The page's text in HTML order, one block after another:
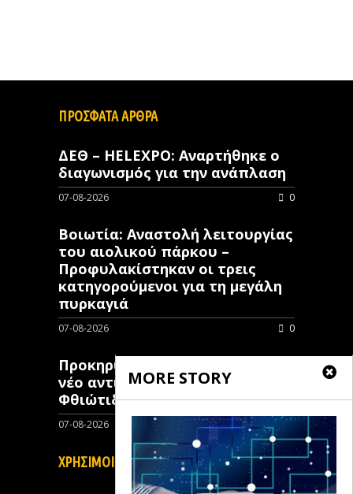
MORE STORY
ΠΡΟΣΦΑΤΑ ΑΡΘΡΑ
ΔΕΘ – HELEXPO: Αναρτήθηκε ο
διαγωνισμός για την ανάπλαση
07-08-2026 0
Βοιωτία: Αναστολή λειτουργίας
του αιολικού πάρκου –
Προφυλακίστηκαν οι τρεις
κατηγορούμενοι για τη μεγάλη
πυρκαγιά
07-08-2026 0
Προκηρύχθηκε διαγωνισμός για
νέo αντιπλημμυρικό έργο στη
Φθιώτιδα
07-08-2026 0
ΧΡΗΣΙΜΟΙ ΣΥΝΔΕΣΜΟΙ